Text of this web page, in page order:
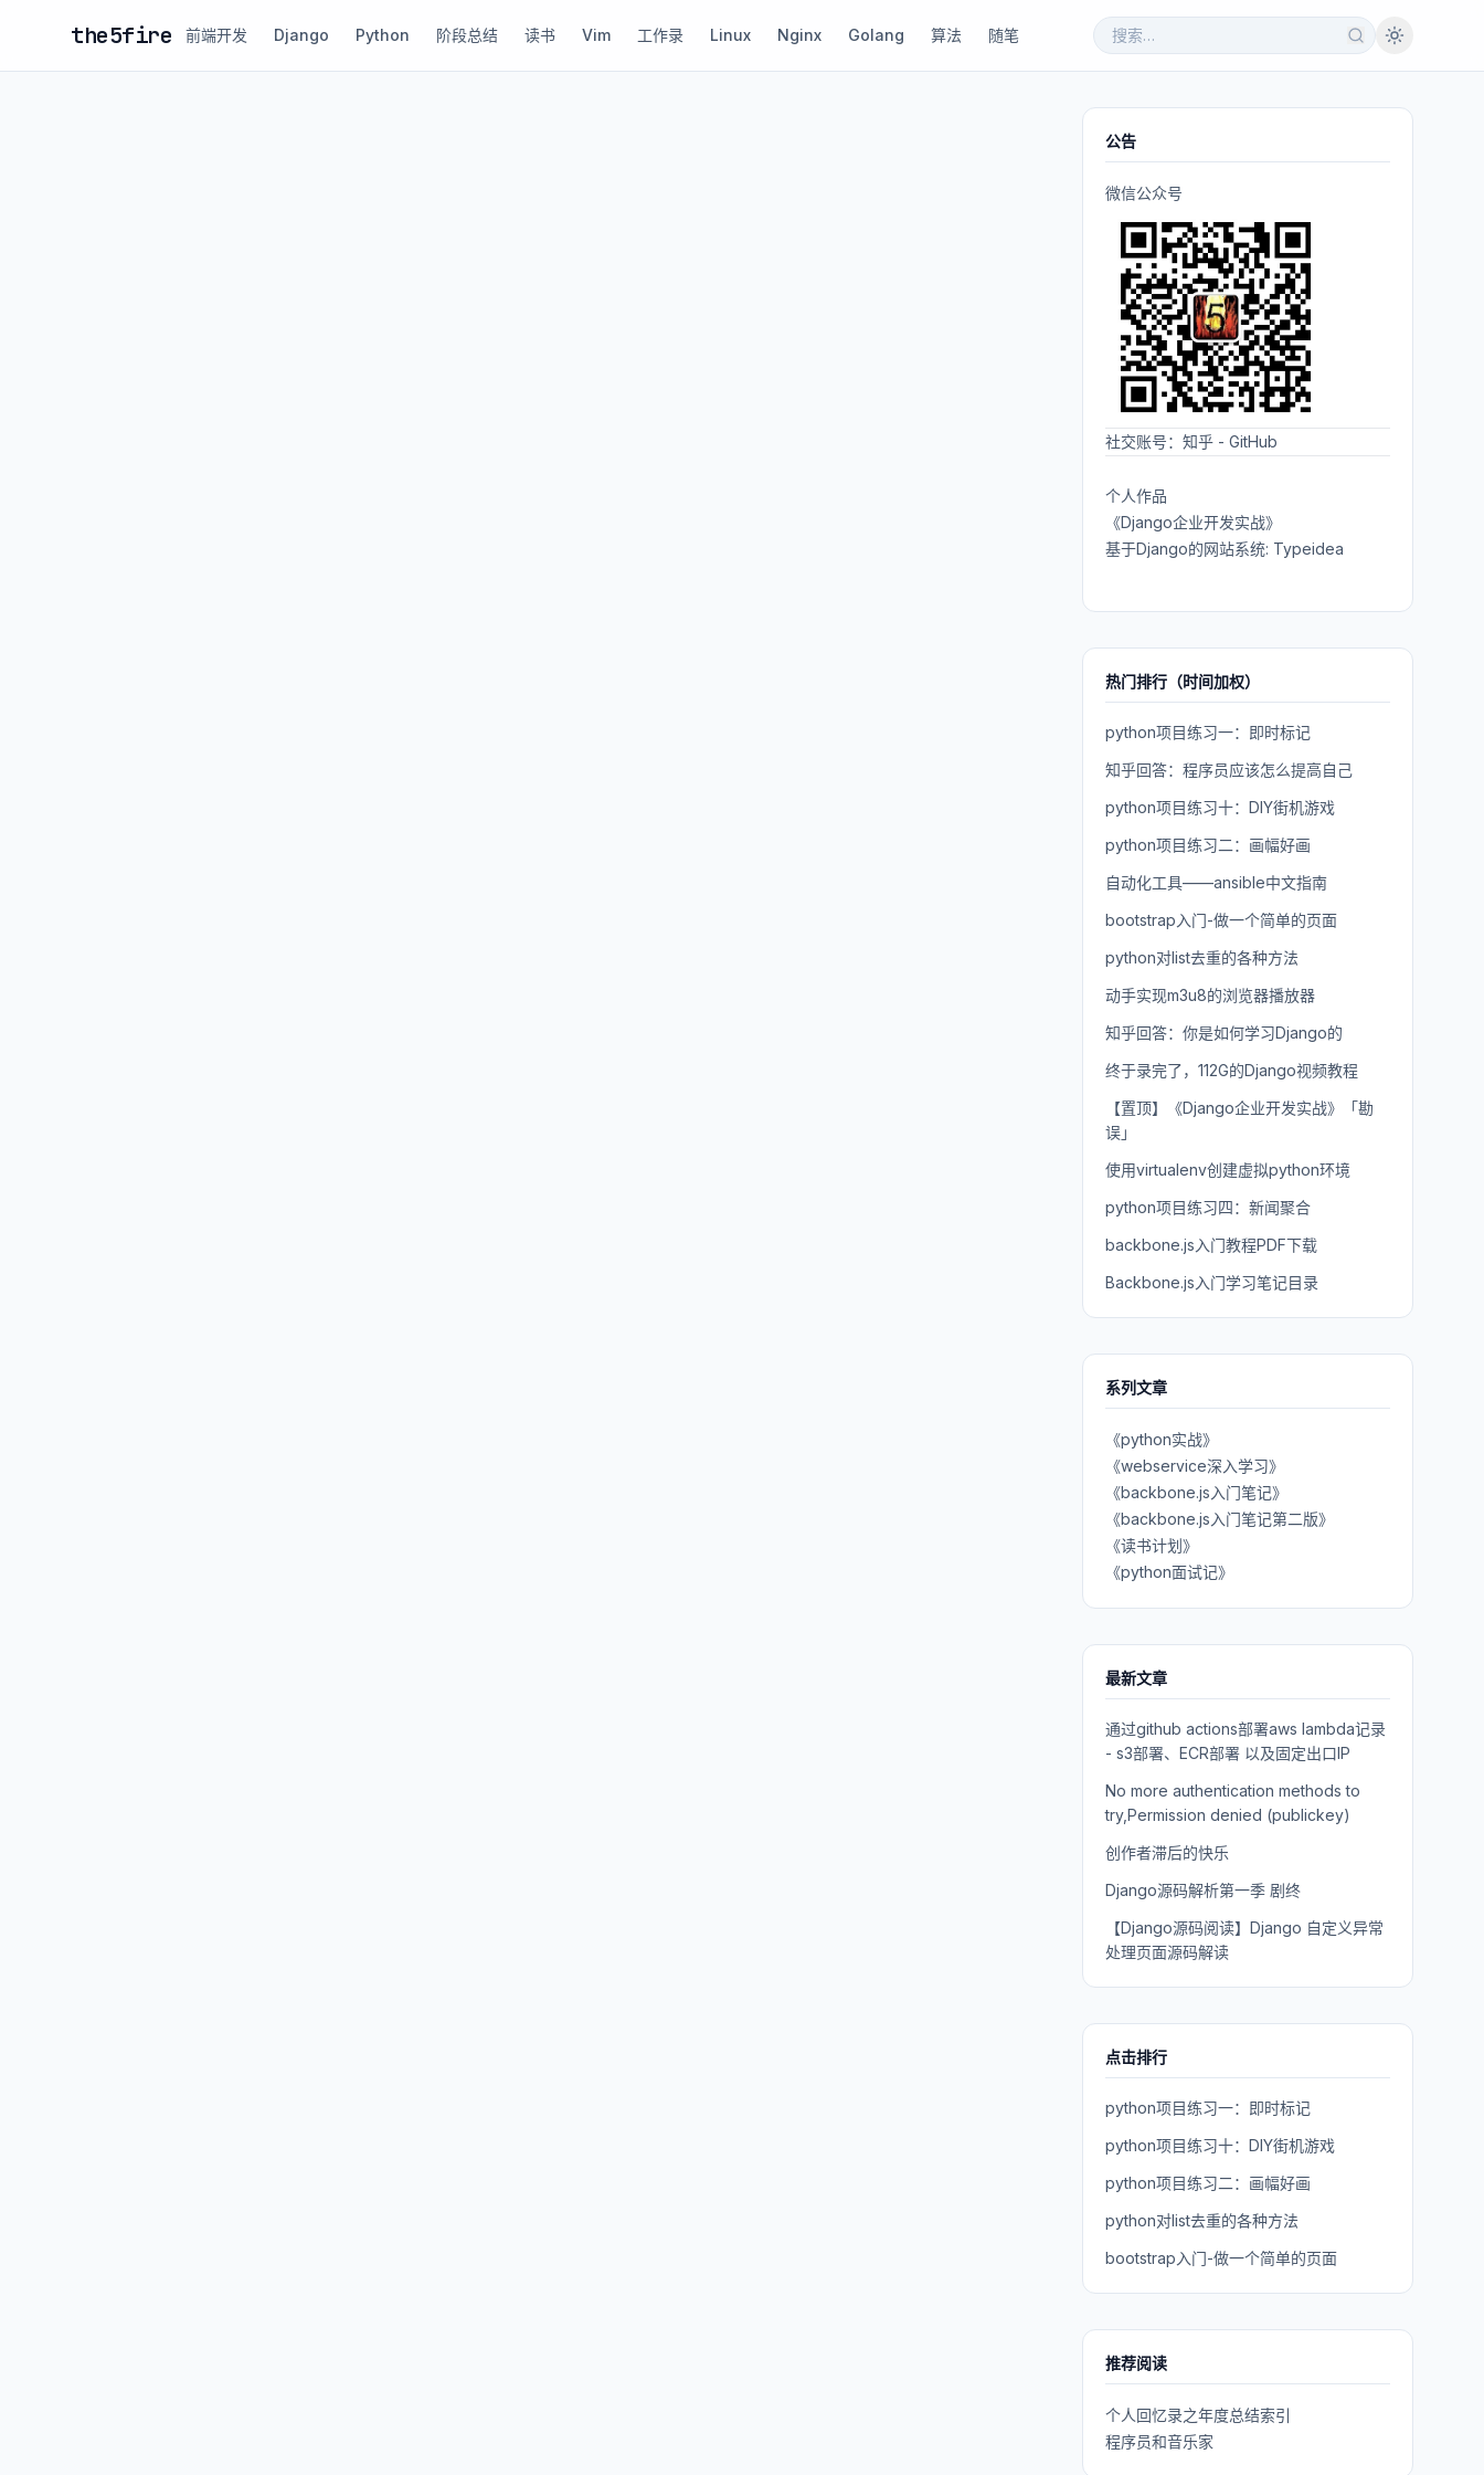
the5fire 前端开发 Django Python 阶段总结 读书 Vim 工作录 Linux Nginx Golang 算法 随笔
公告
微信公众号
社交账号： 知乎 - GitHub
个人作品
《Django企业开发实战》
基于Django的网站系统: Typeidea
热门排行（时间加权）
python项目练习一：即时标记
知乎回答：程序员应该怎么提高自己
python项目练习十：DIY街机游戏
python项目练习二：画幅好画
自动化工具——ansible中文指南
bootstrap入门-做一个简单的页面
python对list去重的各种方法
动手实现m3u8的浏览器播放器
知乎回答：你是如何学习Django的
终于录完了，112G的Django视频教程
【置顶】《Django企业开发实战》「勘
误」
使用virtualenv创建虚拟python环境
python项目练习四：新闻聚合
backbone.js入门教程PDF下载
Backbone.js入门学习笔记目录
系列文章
《python实战》
《webservice深入学习》
《backbone.js入门笔记》
《backbone.js入门笔记第二版》
《读书计划》
《python面试记》
最新文章
通过github actions部署aws lambda记录
- s3部署、ECR部署 以及固定出口IP
No more authentication methods to
try,Permission denied (publickey)
创作者滞后的快乐
Django源码解析第一季 剧终
【Django源码阅读】Django 自定义异常
处理页面源码解读
点击排行
python项目练习一：即时标记
python项目练习十：DIY街机游戏
python项目练习二：画幅好画
python对list去重的各种方法
bootstrap入门-做一个简单的页面
推荐阅读
个人回忆录之年度总结索引
程序员和音乐家